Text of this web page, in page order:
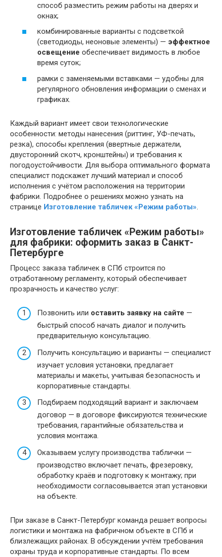
способ разместить режим работы на дверях и
окнах;
комбинированные варианты с подсветкой
(светодиоды, неоновые элементы) — эффектное
освещение обеспечивает видимость в любое
время суток;
рамки с заменяемыми вставками — удобны для
регулярного обновления информации о сменах и
графиках.
Каждый вариант имеет свои технологические
особенности: методы нанесения (риттинг, УФ-печать,
резка), способы крепления (ввертные держатели,
двусторонний скотч, кронштейны) и требования к
погодоустойчивости. Для выбора оптимального формата
специалист подскажет лучший материал и способ
исполнения с учётом расположения на территории
фабрики. Подробнее о решениях можно узнать на
странице Изготовление табличек «Режим работы».
Изготовление табличек «Режим работы»
для фабрики: оформить заказ в Санкт-
Петербурге
Процесс заказа табличек в СПб строится по
отработанному регламенту, который обеспечивает
прозрачность и качество услуг:
Позвонить или оставить заявку на сайте —
быстрый способ начать диалог и получить
предварительную консультацию.
Получить консультацию и варианты — специалист
изучает условия установки, предлагает
материалы и макеты, учитывая безопасность и
корпоративные стандарты.
Подбираем подходящий вариант и заключаем
договор — в договоре фиксируются технические
требования, гарантийные обязательства и
условия монтажа.
Оказываем услугу производства таблички —
производство включает печать, фрезеровку,
обработку краёв и подготовку к монтажу; при
необходимости согласовывается этап установки
на объекте.
При заказе в Санкт-Петербург команда решает вопросы
логистики и монтажа на фабричном объекте в СПб и
близлежащих районах. В обсуждении учтём требования
охраны труда и корпоративные стандарты. По всем